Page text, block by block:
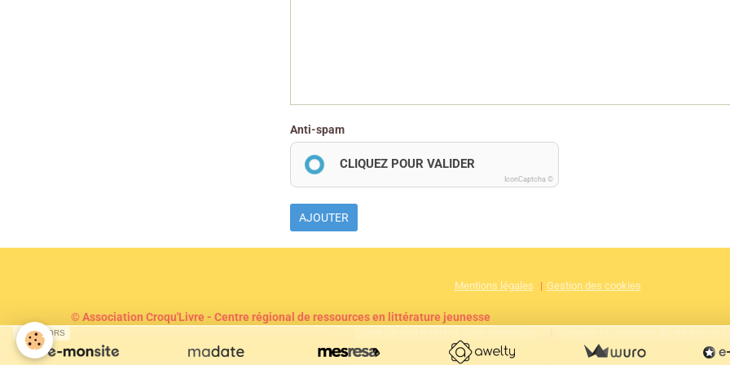
Anti-spam
CLIQUEZ POUR VALIDER
IconCaptcha ©
AJOUTER
Mentions légales Gestion des cookies
© Association Croqu'Livre - Centre régional de ressources en littérature jeunesse
SPONSORS